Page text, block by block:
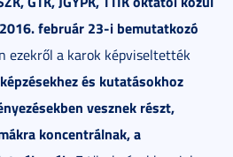
február 23-i bemutatkozó
ezekről a karok képviseltették
és kutatásokhoz
vesznek részt,
koncentrálnak, a